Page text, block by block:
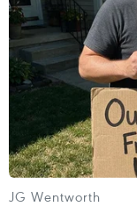
JG Wentworth